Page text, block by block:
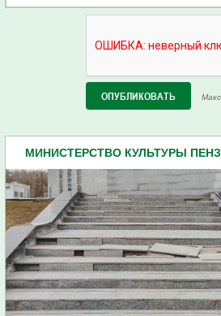
МИНИСТЕРСТВО КУЛЬТУРЫ